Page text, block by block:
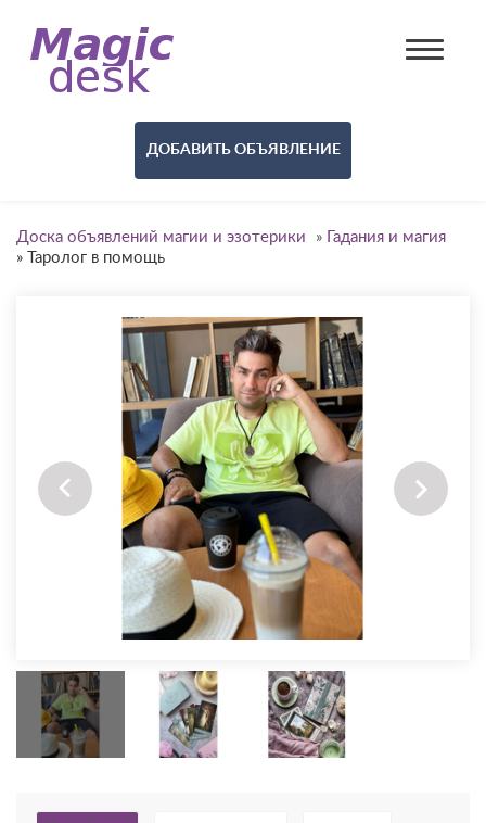
ДОБАВИТЬ ОБЪЯВЛЕНИЕ
Доска объявлений магии и эзотерики »
Гадания и магия
»
Таролог в помощь